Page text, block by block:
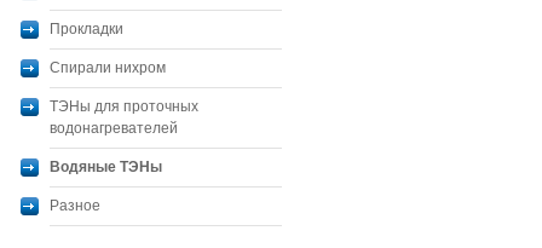
Прокладки
Спирали нихром
ТЭНы для проточных
водонагревателей
Водяные ТЭНы
Разное